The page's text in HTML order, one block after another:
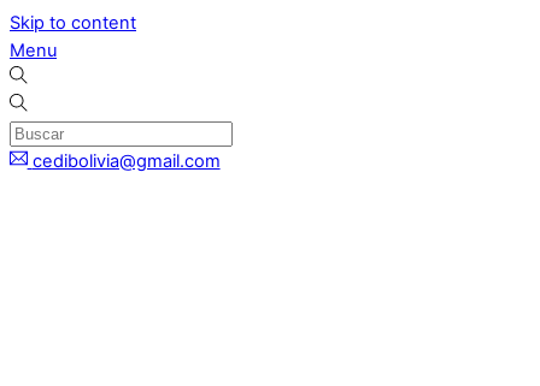
Skip to content
Menu
cedibolivia@gmail.com